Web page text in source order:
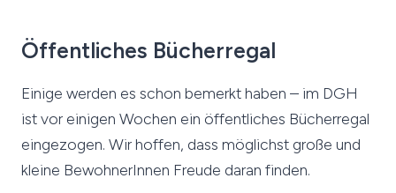
Öffentliches Bücherregal
Einige werden es schon bemerkt haben – im DGH
ist vor einigen Wochen ein öffentliches Bücherregal
eingezogen. Wir hoffen, dass möglichst große und
kleine BewohnerInnen Freude daran finden.